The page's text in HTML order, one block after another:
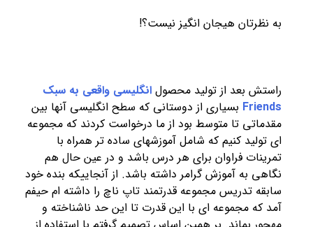
به نظرتان هیجان انگیز نیست؟!
راستش بعد از تولید محصول انگلیسی واقعی به سبک
Friends بسیاری از دوستانی که سطح انگلیسی آنها بین
مقدماتی تا متوسط بود از ما درخواست کردند که مجموعه
ای تولید کنیم که شامل آموزشهای ساده تر همراه با
تمرینات فراوان برای هر درس باشد و در عین حال هم
نگاهی به آموزش گرامر داشته باشد. از آنجاییکه بنده خود
سابقه تدریس مجموعه قدرتمند تاپ ناچ را داشته ام حیفم
آمد که مجموعه ای با این قدرت تا این حد ناشناخته و